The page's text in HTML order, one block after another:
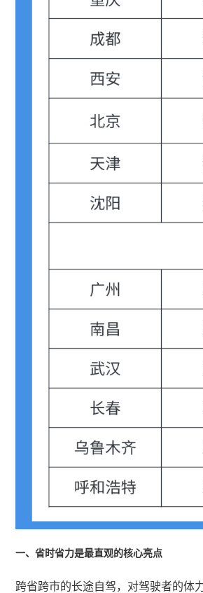
一、省时省力是最直观的核心亮点
跨省跨市的长途自驾，对驾驶者的体